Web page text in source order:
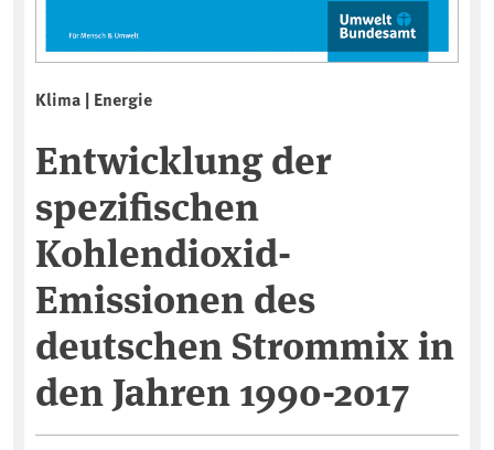
Klima | Energie
Entwicklung der
spezifischen
Kohlendioxid-
Emissionen des
deutschen Strommix in
den Jahren 1990-2017